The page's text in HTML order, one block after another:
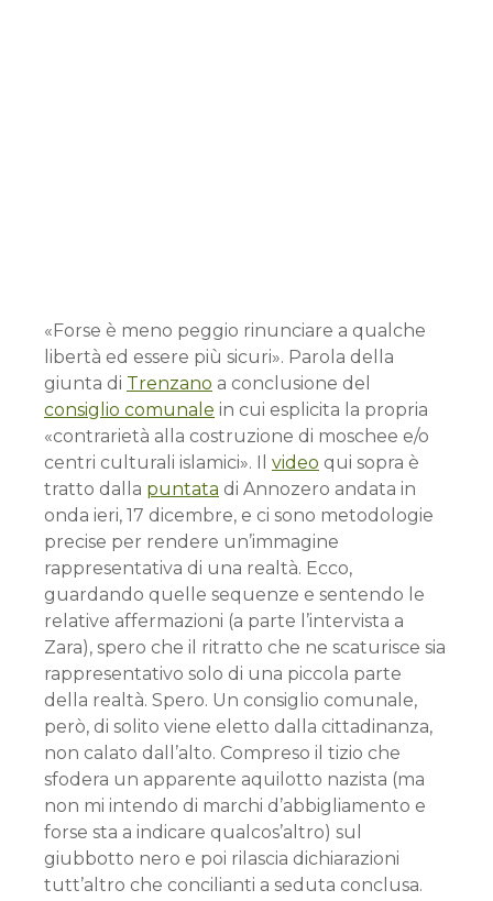
«Forse è meno peggio rinunciare a qualche
libertà ed essere più sicuri». Parola della
giunta di Trenzano a conclusione del
consiglio comunale in cui esplicita la propria
«contrarietà alla costruzione di moschee e/o
centri culturali islamici». Il video qui sopra è
tratto dalla puntata di Annozero andata in
onda ieri, 17 dicembre, e ci sono metodologie
precise per rendere un’immagine
rappresentativa di una realtà. Ecco,
guardando quelle sequenze e sentendo le
relative affermazioni (a parte l’intervista a
Zara), spero che il ritratto che ne scaturisce sia
rappresentativo solo di una piccola parte
della realtà. Spero. Un consiglio comunale,
però, di solito viene eletto dalla cittadinanza,
non calato dall’alto. Compreso il tizio che
sfodera un apparente aquilotto nazista (ma
non mi intendo di marchi d’abbigliamento e
forse sta a indicare qualcos’altro) sul
giubbotto nero e poi rilascia dichiarazioni
tutt’altro che concilianti a seduta conclusa.